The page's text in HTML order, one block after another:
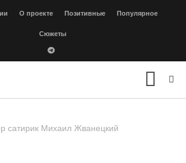
О проекте Позитивные Популярное
Сюжеты
сатирик Михаил Жванецкий